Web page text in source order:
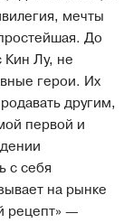
мечты
До
Кин Лу, не
герои. Их
другим,
первой и
с себя
на рынке
рецепт» —